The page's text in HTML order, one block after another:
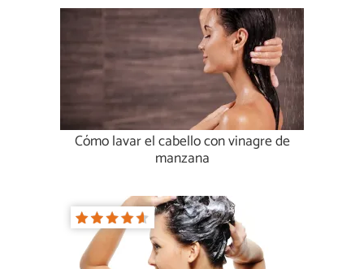
Cómo lavar el cabello con vinagre de
manzana